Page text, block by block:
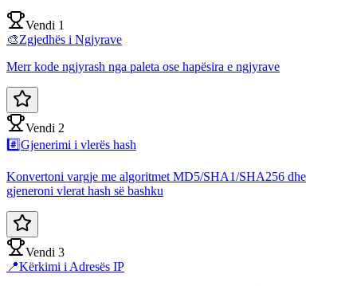
Vendi 1
🎨Zgjedhës i Ngjyrave
Merr kode ngjyrash nga paleta ose hapësira e ngjyrave
Vendi 2
#️⃣Gjenerimi i vlerës hash
Konvertoni vargje me algoritmet MD5/SHA1/SHA256 dhe
gjeneroni vlerat hash së bashku
Vendi 3
📍Kërkimi i Adresës IP